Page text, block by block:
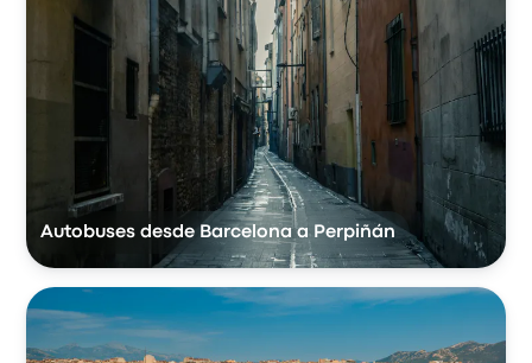
Autobuses desde Barcelona a Perpiñán